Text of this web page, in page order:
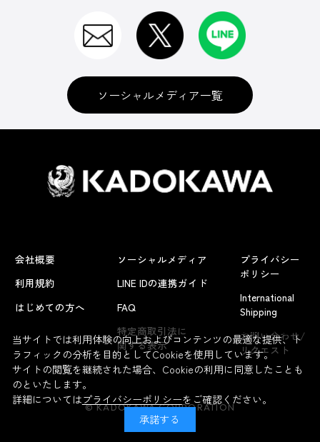
よくあるお問い合わせ
ソーシャルメディア一覧
会社概要
利用規約
はじめての方へ
ソーシャルメディア
LINE IDの連携ガイド
FAQ
特定商取引法に
関する表示
プライバシー
ポリシー
International
Shipping
お問い合わせ/
リクエスト
© KADOKAWA CORPORATION
当サイトでは利用体験の向上およびコンテンツの最適な提供、ト
ラフィックの分析を目的としてCookieを使用しています。
サイトの閲覧を継続された場合、Cookieの利用に同意したことも
のといたします。
詳細についてはプライバシーポリシーをご確認ください。
承諾する